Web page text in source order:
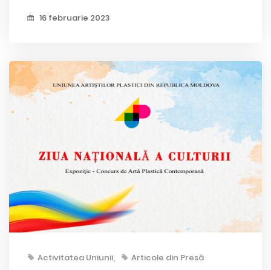
16 februarie 2023
Activitatea Uniunii Articole din Presă